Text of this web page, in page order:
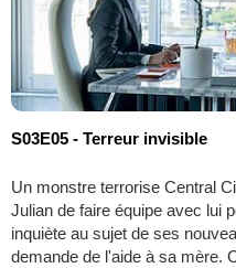
S03E05 - Terreur invisible
Un monstre terrorise Central
Julian de faire équipe avec lui
inquiète au sujet de ses
demande de l'aide à sa mère.